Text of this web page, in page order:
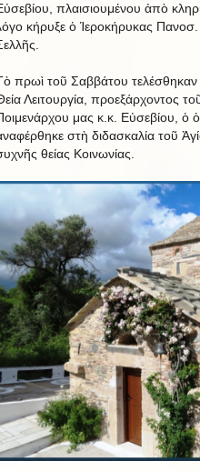
πλαισιουμένου ἀπὸ
κήρυξε ὁ Ἱεροκήρυκας
πρωὶ τοῦ Σαββάτου
Λειτουργία, προεξάρχοντος
μας κ.κ. Εὐσεβίου, ὁ
στὴ διδασκαλία τοῦ
θείας Κοινωνίας.